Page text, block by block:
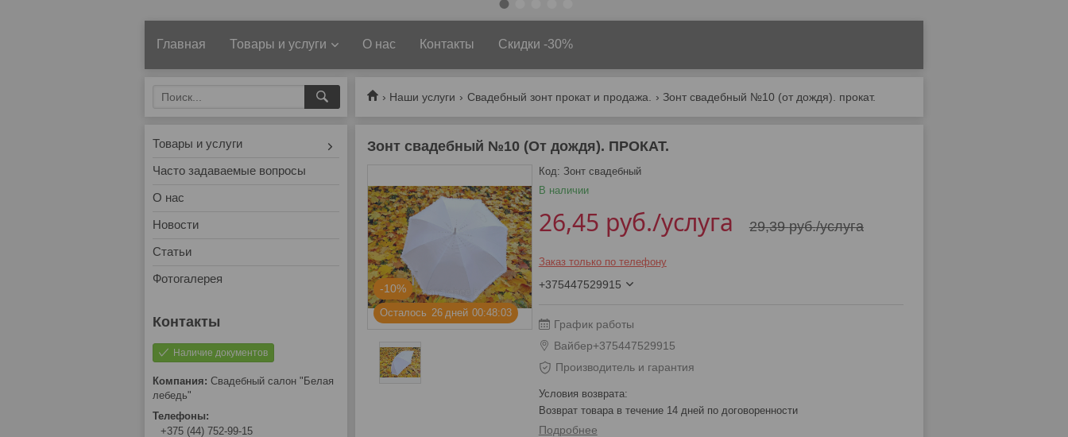
Главная Товары и услуги О нас Контакты Скидки -30%
Наши услуги Свадебный зонт прокат и продажа. Зонт свадебный №10 (от дождя). прокат.
Зонт свадебный №10 (От дождя). ПРОКАТ.
-10%
Осталось 26 дней 00 48 02
В наличии
Код: Зонт свадебный
29,39руб./услуга
26,45 руб./услуга
Заказ только по телефону
+375447529915
График работы
Вайбер+375447529915
Производитель и гарантия
возврат товара в течение 14 дней по договоренности
Подробнее
Товары и услуги
Часто задаваемые вопросы
О нас
Новости
Статьи
Фотогалерея
Наличие документов
Свадебный салон "Белая
лебедь"
+375 (44) 752-99-15